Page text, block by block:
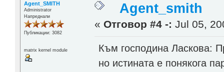
Agent_SMITH
Administrator
Напреднали
Публикации: 3082
matrix kernel module
Agent_smith
« Отговор #4 -: Jul 05,
Към господина Ласкова:
но истината е понякога